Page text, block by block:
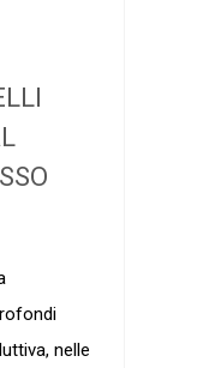
nelle